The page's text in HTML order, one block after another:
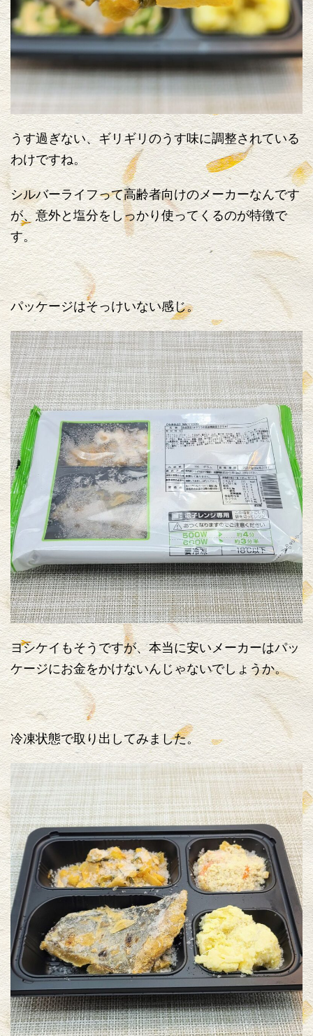
うす過ぎない、ギリギリのうす味に調整されている
わけですね。
シルバーライフって高齢者向けのメーカーなんです
が、意外と塩分をしっかり使ってくるのが特徴で
す。
パッケージはそっけいない感じ。
ヨシケイもそうですが、本当に安いメーカーはパッ
ケージにお金をかけないんじゃないでしょうか。
冷凍状態で取り出してみました。